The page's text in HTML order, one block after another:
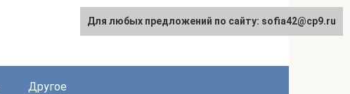
Другое
Для любых предложений по сайту: sofia42@cp9.ru